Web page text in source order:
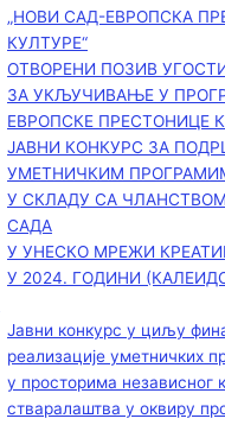
„НОВИ САД-ЕВРОПСКА
КУЛТУРЕ“
ОТВОРЕНИ ПОЗИВ
ЗА УКЉУЧИВАЊЕ У
ЕВРОПСКЕ ПРЕСТОНИЦЕ
ЈАВНИ КОНКУРС ЗА
УМЕТНИЧКИМ
У СКЛАДУ СА
САДА
У УНЕСКО МРЕЖИ
У 2024. ГОДИНИ
Јавни конкурс у циљу
реализације уметничких
у просторима независног
стваралаштва у оквиру